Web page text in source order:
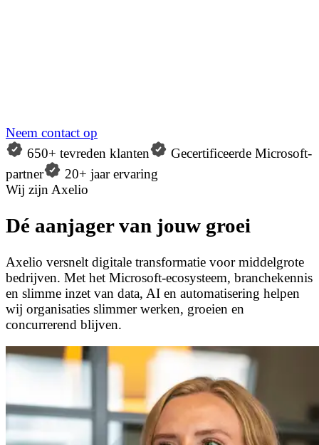
Neem contact op
650+ tevreden klanten
Gecertificeerde Microsoft-
partner
20+ jaar ervaring
Wij zijn Axelio
Dé aanjager van jouw groei
Axelio versnelt digitale transformatie voor middelgrote
bedrijven. Met het Microsoft-ecosysteem, branchekennis
en slimme inzet van data, AI en automatisering helpen
wij organisaties slimmer werken, groeien en
concurrerend blijven.